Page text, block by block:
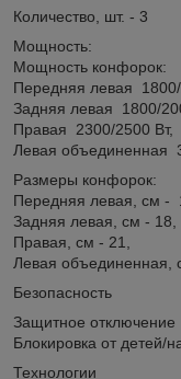
Количество, шт. - 3
Мощность:
Мощность конфорок:
Передняя левая 1800/
Задняя левая 1800/
Правая 2300/2500 Вт,
Левая объединенная
Размеры конфорок:
Передняя левая, см -
Задняя левая, см - 18,
Правая, см - 21,
Левая объединенная,
Безопасность
Защитное отключение
Блокировка от детей/
Технологии